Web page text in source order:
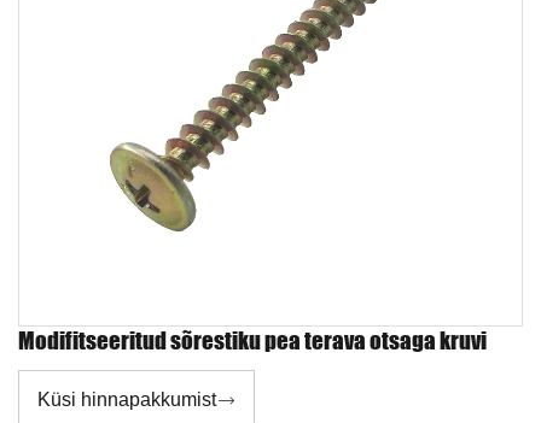
Modifitseeritud sõrestiku pea terava otsaga kruvi
Küsi hinnapakkumist